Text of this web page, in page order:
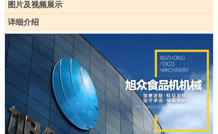
图片及视频展示
详细介绍